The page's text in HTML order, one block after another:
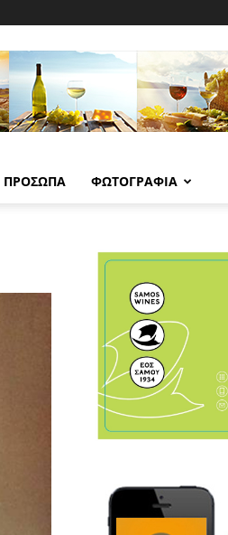
ΠΡΟΣΩΠΑ ΦΩΤΟΓΡΑΦΙΑ